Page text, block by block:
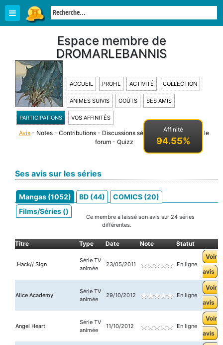
Espace membre de
DROMARLEBANNIS
ACCUEIL PROFIL ACTIVITÉ COLLECTION
ANIMES SUIVIS GOÛTS SES AMIS
PARTICIPATIONS VOS AFFINITÉS
Affinité
94.55%
Avis - Notes - Contributions - Discussions séries
Discussions sur le
forum- Quizz
Ses avis sur les séries
Mangas (1052) BD (44)
COMICS (20)
Films/Séries ()
Ce membre a laissé son avis sur 24 séries
différentes.
Titre Type Date Note Statut
.Hack// Sign
Série TV
animée
23/05/2011 En ligne
Voir
avis
Alice Academy
Série TV
animée
29/10/2012 En ligne
Voir
avis
Angel Heart
Série TV
animée
11/10/2012 En ligne
Voir
avis